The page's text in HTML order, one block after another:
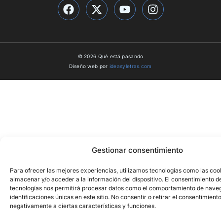
Gestionar consentimiento
Para ofrecer las mejores experiencias, utilizamos tecnologías como las
almacenar y/o acceder a la información del dispositivo. El consentimiento
tecnologías nos permitirá procesar datos como el comportamiento de
identificaciones únicas en este sitio. No consentir o retirar el
negativamente a ciertas características y funciones.
© 2026 Qué está pasando
Diseño web por ideasyletras.com